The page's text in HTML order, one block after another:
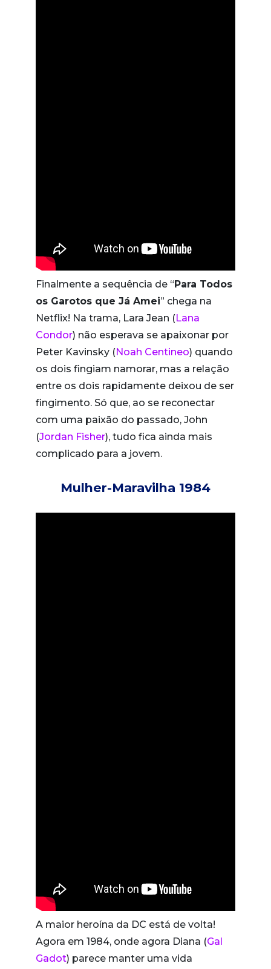
Finalmente a sequência de “ Para Todos
os Garotos que Já Amei” chega na
Netflix! Na trama, Lara Jean (Lana
Condor) não esperava se apaixonar por
Peter Kavinsky (Noah Centineo) quando
os dois fingiam namorar, mas a relação
entre os dois rapidamente deixou de ser
fingimento. Só que, ao se reconectar
com uma paixão do passado, John
(Jordan Fisher), tudo fica ainda mais
complicado para a jovem.
Mulher-Maravilha 1984
A maior heroína da DC está de volta!
Agora em 1984, onde agora Diana (Gal
Gadot) parece manter uma vida